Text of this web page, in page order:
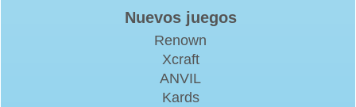
Nuevos juegos
Renown
Xcraft
ANVIL
Kards